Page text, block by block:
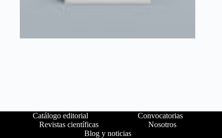
Catálogo editorial
Convocatorias
Revistas científicas
Nosotros
Blog y noticias